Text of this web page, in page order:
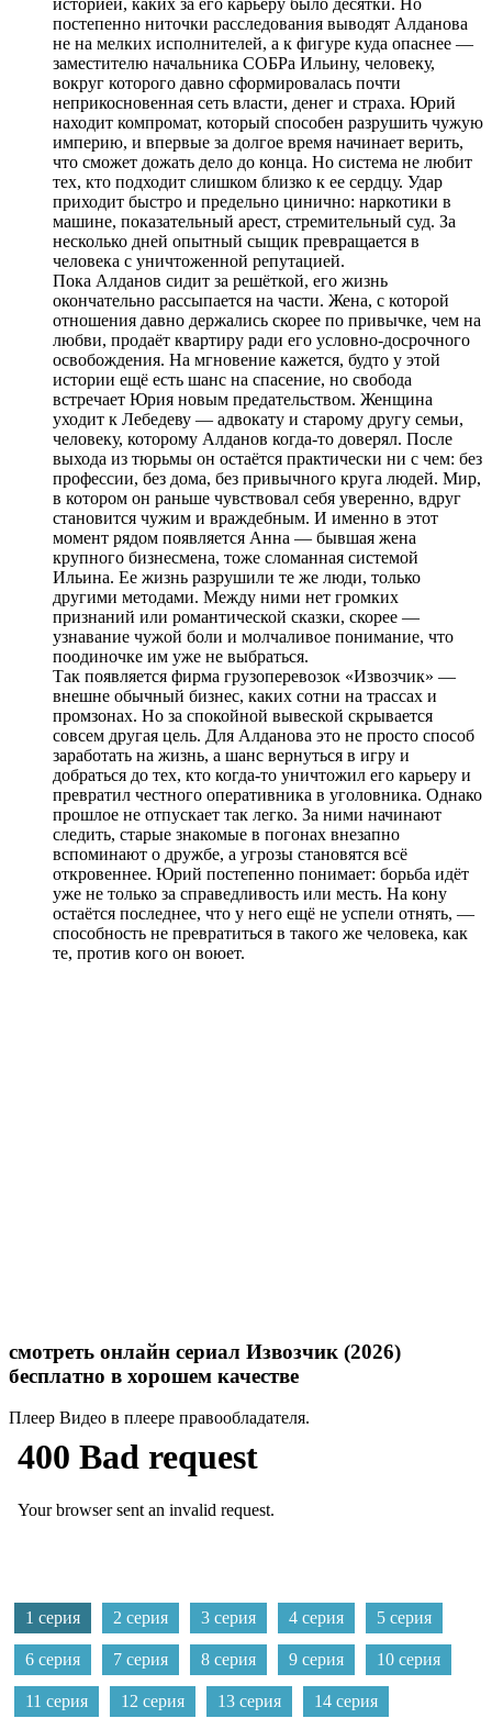
постепенно ниточки расследования выводят Алданова
не на мелких исполнителей, а к фигуре куда опаснее —
заместителю начальника СОБРа Ильину, человеку,
вокруг которого давно сформировалась почти
неприкосновенная сеть власти, денег и страха. Юрий
находит компромат, который способен разрушить чужую
империю, и впервые за долгое время начинает верить,
что сможет дожать дело до конца. Но система не любит
тех, кто подходит слишком близко к ее сердцу. Удар
приходит быстро и предельно цинично: наркотики в
машине, показательный арест, стремительный суд. За
несколько дней опытный сыщик превращается в
человека с уничтоженной репутацией.
Пока Алданов сидит за решёткой, его жизнь
окончательно рассыпается на части. Жена, с которой
отношения давно держались скорее по привычке, чем на
любви, продаёт квартиру ради его условно-досрочного
освобождения. На мгновение кажется, будто у этой
истории ещё есть шанс на спасение, но свобода
встречает Юрия новым предательством. Женщина
уходит к Лебедеву — адвокату и старому другу семьи,
человеку, которому Алданов когда-то доверял. После
выхода из тюрьмы он остаётся практически ни с чем: без
профессии, без дома, без привычного круга людей. Мир,
в котором он раньше чувствовал себя уверенно, вдруг
становится чужим и враждебным. И именно в этот
момент рядом появляется Анна — бывшая жена
крупного бизнесмена, тоже сломанная системой
Ильина. Ее жизнь разрушили те же люди, только
другими методами. Между ними нет громких
признаний или романтической сказки, скорее —
узнавание чужой боли и молчаливое понимание, что
поодиночке им уже не выбраться.
Так появляется фирма грузоперевозок «Извозчик» —
внешне обычный бизнес, каких сотни на трассах и
промзонах. Но за спокойной вывеской скрывается
совсем другая цель. Для Алданова это не просто способ
заработать на жизнь, а шанс вернуться в игру и
добраться до тех, кто когда-то уничтожил его карьеру и
превратил честного оперативника в уголовника. Однако
прошлое не отпускает так легко. За ними начинают
следить, старые знакомые в погонах внезапно
вспоминают о дружбе, а угрозы становятся всё
откровеннее. Юрий постепенно понимает: борьба идёт
уже не только за справедливость или месть. На кону
остаётся последнее, что у него ещё не успели отнять, —
способность не превратиться в такого же человека, как
те, против кого он воюет.
смотреть онлайн сериал Извозчик (2026)
бесплатно в хорошем качестве
Плеер Видео в плеере правообладателя.
1 серия 2 серия 3 серия 4 серия 5 серия
6 серия 7 серия 8 серия 9 серия 10 серия
11 серия 12 серия 13 серия 14 серия